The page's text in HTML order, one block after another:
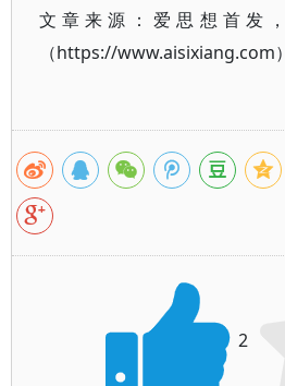
文章来源：爱思想首发
（https://www.aisixiang.com
2